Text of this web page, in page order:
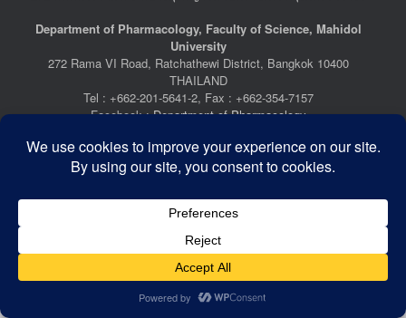
Department of Pharmacology, Faculty of Science, Mahidol
University
272 Rama VI Road, Ratchathewi District, Bangkok 10400
THAILAND
Tel : +662-201-5641-2, Fax : +662-354-7157
Facebook :Department of Pharmacology
Last Updated: July 21, 2026